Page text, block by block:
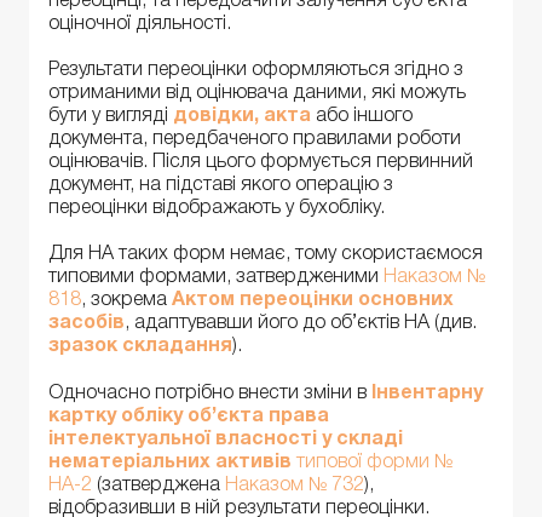
оціночної діяльності.
Результати переоцінки оформляються згідно з
отриманими від оцінювача даними, які можуть
бути у вигляді довідки, акта або іншого
документа, передбаченого правилами роботи
оцінювачів. Після цього формується первинний
документ, на підставі якого операцію з
переоцінки відображають у бухобліку.
Для НА таких форм немає, тому скористаємося
типовими формами, затвердженими Наказом №
818, зокрема Актом переоцінки основних
засобів , адаптувавши його до об’єктів НА (див.
зразок складання ).
Одночасно потрібно внести зміни в
Інвентарну
картку обліку об’єкта права
інтелектуальної власності у складі
нематеріальних активів типової форми №
НА-2 (затверджена Наказом № 732),
відобразивши в ній результати переоцінки.